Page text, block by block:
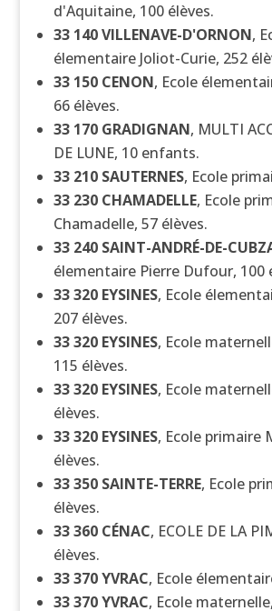
d'Aquitaine, 100 élèves.
33 140VILLENAVE-D'ORNON,
élementaire Joliot-Curie, 252
33 150 CENON, Ecole
66 élèves.
33 170 GRADIGNAN, MULTI
DE LUNE, 10 enfants.
33 210 SAUTERNES, Ecole
33 230 CHAMADELLE, Ecole
Chamadelle, 57 élèves.
33 240 SAINT-ANDRÉ-DE-
élementaire Pierre Dufour, 100
33 320 EYSINES, Ecole
207 élèves.
33 320 EYSINES, Ecole
115 élèves.
33 320 EYSINES, Ecole
élèves.
33 320 EYSINES, Ecole primaire
élèves.
33 350 SAINTE-TERRE, Ecole
élèves.
33 360 CÉNAC, ECOLE DE LA
élèves.
33 370YVRAC, Ecole
33 370YVRAC, Ecole